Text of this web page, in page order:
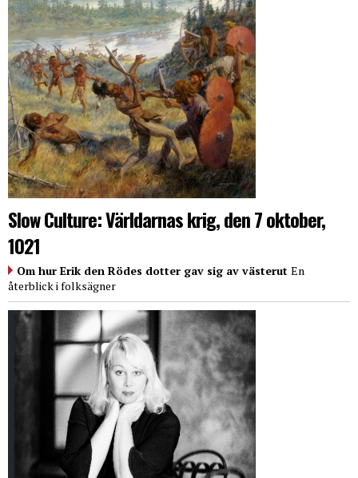
Slow Culture: Världarnas krig, den 7 oktober,
1021
Om hur Erik den Rödes dotter gav sig av västerut En
återblick i folksägner